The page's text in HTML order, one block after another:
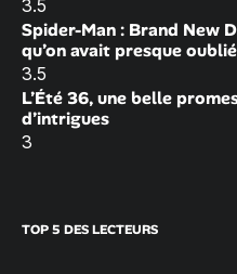
3.5
Spider-Man : Brand New
qu’on avait presque
3.5
L’Été 36, une belle
d’intrigues
3
TOP 5 DES LECTEURS